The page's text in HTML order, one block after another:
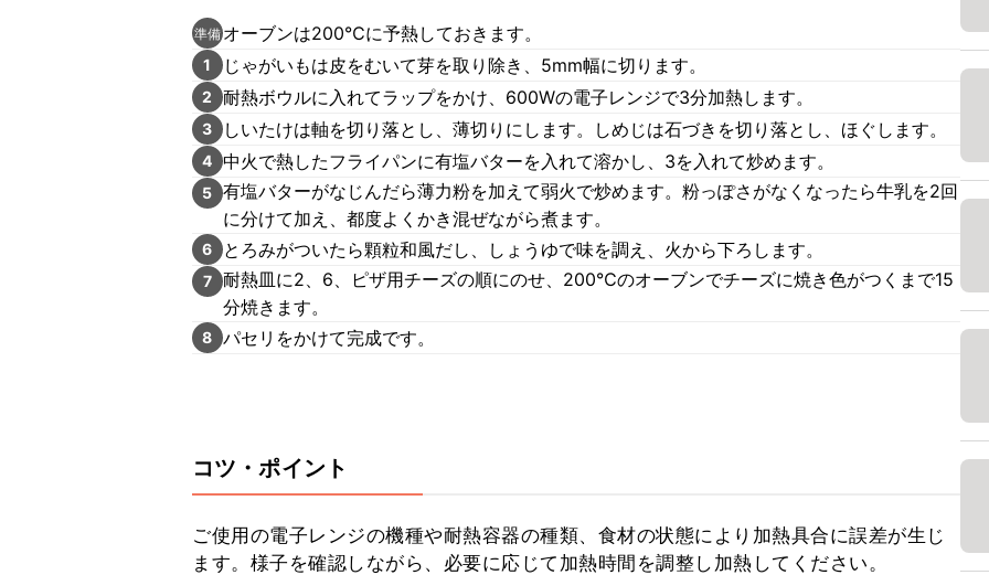
準備 オーブンは200℃に予熱しておきます。
1 じゃがいもは皮をむいて芽を取り除き、5mm幅に切ります。
2 耐熱ボウルに入れてラップをかけ、600Wの電子レンジで3分加熱します。
3 しいたけは軸を切り落とし、薄切りにします。しめじは石づきを切り落とし、ほぐします。
4 中火で熱したフライパンに有塩バターを入れて溶かし、3を入れて炒めます。
5 有塩バターがなじんだら薄力粉を加えて弱火で炒めます。粉っぽさがなくなったら牛乳を2回
に分けて加え、都度よくかき混ぜながら煮ます。
6 とろみがついたら顆粒和風だし、しょうゆで味を調え、火から下ろします。
7 耐熱皿に2、6、ピザ用チーズの順にのせ、200℃のオーブンでチーズに焼き色がつくまで15
分焼きます。
8 パセリをかけて完成です。
コツ・ポイント
ご使用の電子レンジの機種や耐熱容器の種類、食材の状態により加熱具合に誤差が生じ
ます。様子を確認しながら、必要に応じて加熱時間を調整し加熱してください。